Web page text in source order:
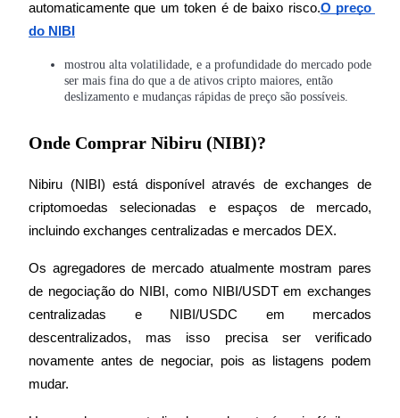
Porquinho poderoso
Ganhe recompensas competitivas diariamente
automaticamente que um token é de baixo risco.O preço
do NIBI
mostrou alta volatilidade, e a profundidade do mercado pode
ser mais fina do que a de ativos cripto maiores, então
deslizamento e mudanças rápidas de preço são possíveis.
Onde Comprar Nibiru (NIBI)?
Nibiru (NIBI) está disponível através de exchanges de
criptomoedas selecionadas e espaços de mercado,
incluindo exchanges centralizadas e mercados DEX.
Os agregadores de mercado atualmente mostram pares
de negociação do NIBI, como NIBI/USDT em exchanges
centralizadas e NIBI/USDC em mercados
descentralizados, mas isso precisa ser verificado
novamente antes de negociar, pois as listagens podem
mudar.